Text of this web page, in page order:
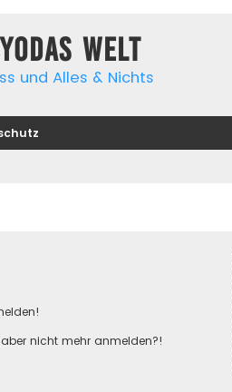
Welt
und Alles & Nichts
nicht mehr anmelden?!